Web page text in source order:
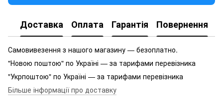
Доставка Оплата Гарантія Повернення
Самовивезення з нашого магазину — безоплатно.
"Новою поштою" по Україні — за тарифами перевізника
"Укрпоштою" по Україні — за тарифами перевізника
Більше інформації про доставку